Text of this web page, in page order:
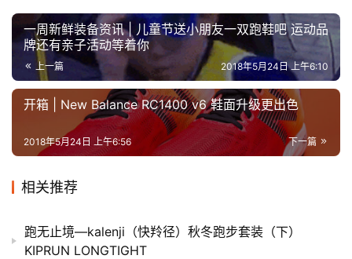
一周新鲜装备资讯 | 儿童节送小朋友一双跑鞋吧 运动品
牌还有亲子活动等着你
上一篇 2018年5月24日 上午6:10
开箱 | New Balance RC1400 v6 鞋面升级更出色
下一篇
2018年5月24日 上午6:56
相关推荐
跑无止境—kalenji（快羚径）秋冬跑步套装（下）
KIPRUN LONGTIGHT